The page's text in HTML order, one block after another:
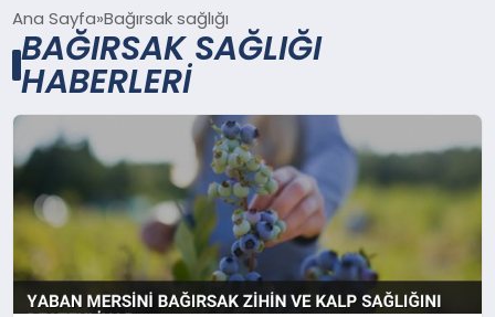
GÜNDEM
EKONOMI
MAGAZIN
Ana Sayfa Bağırsak sağlığı
BAĞIRSAK SAĞLIĞI
HABERLERI